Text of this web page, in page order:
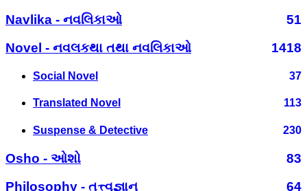
Navlika - નવલિકાઓ
51
Novel - નવલકથા તથા નવલિકાઓ
1418
Social Novel 37
Translated Novel 113
Suspense & Detective 230
Osho - ઓશો
83
Philosophy - તત્ત્વજ્ઞાન
64